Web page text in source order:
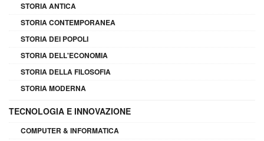
STORIA ANTICA
STORIA CONTEMPORANEA
STORIA DEI POPOLI
STORIA DELL'ECONOMIA
STORIA DELLA FILOSOFIA
STORIA MODERNA
TECNOLOGIA E INNOVAZIONE
COMPUTER & INFORMATICA